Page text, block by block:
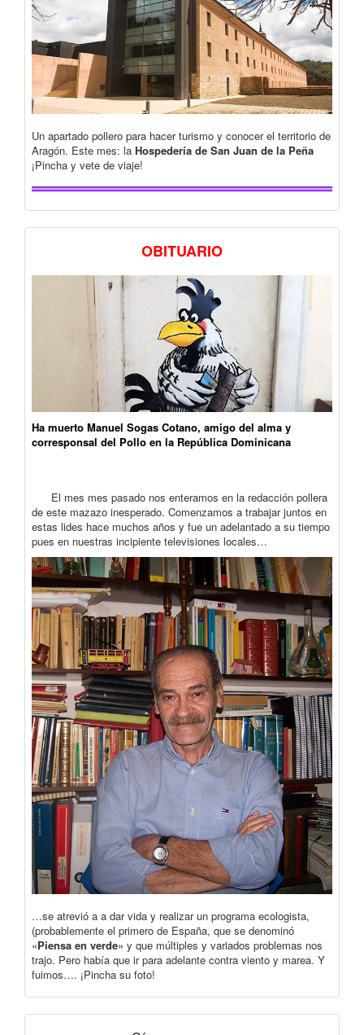
Un apartado pollero para hacer turismo y conocer el territorio de
Aragón. Este mes: la Hospedería de San Juan de la Peña
¡Pincha y vete de viaje!
OBITUARIO
Ha muerto Manuel Sogas Cotano, amigo del alma y
corresponsal del Pollo en la República Dominicana
El mes mes pasado nos enteramos en la redacción pollera
de este mazazo inesperado. Comenzamos a trabajar juntos en
estas lides hace muchos años y fue un adelantado a su tiempo
pues en nuestras incipiente televisiones locales…
…se atrevió a a dar vida y realizar un programa ecologista,
(probablemente el primero de España, que se denominó
«Piensa en verde» y que múltiples y variados problemas nos
trajo. Pero había que ir para adelante contra viento y marea. Y
fuimos…. ¡Pincha su foto!